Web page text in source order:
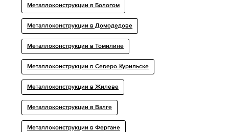
Металлоконструкции в Бологом
Металлоконструкции в Домодедове
Металлоконструкции в Томилине
Металлоконструкции в Северо-Курильске
Металлоконструкции в Жилеве
Металлоконструкции в Валге
Металлоконструкции в Фергане